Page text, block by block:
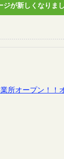
ジが新しくなりまし
所オープン！！